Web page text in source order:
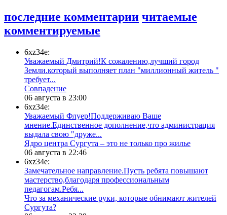
последние комментарии читаемые
комментируемые
6xz34e:
Уважаемый Дмитрий!К сожалению,лучший город
Земли.который выполняет план "миллионный житель "
требует...
​Совпадение
06 августа в 23:00
6xz34e:
Уважаемый Флуер!Поддерживаю Ваше
мнение.Единственное дополнение,что администрация
выдала свою "друже...
​Ядро центра Сургута ‒ это не только про жилье
06 августа в 22:46
6xz34e:
Замечательное направление.Пусть ребята повышают
мастерство,благодаря профессиональным
педагогам.Ребя...
​Что за механические руки, которые обнимают жителей
Сургута?